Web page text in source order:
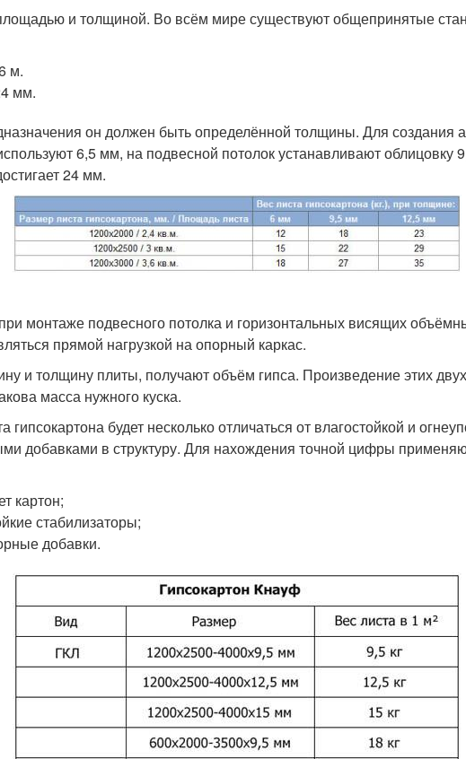
и толщиной. Во всём мире существуют общепринятые
м.
мм.
он должен быть определённой толщины. Для создания
6,5 мм, на подвесной потолок устанавливают облицовку
24 мм.
монтаже подвесного потолка и горизонтальных висящих
прямой нагрузкой на опорный каркас.
и толщину плиты, получают объём гипса. Произведение этих
масса нужного куска.
гипсокартона будет несколько отличаться от влагостойкой и
добавками в структуру. Для нахождения точной цифры
картон;
стабилизаторы;
добавки.